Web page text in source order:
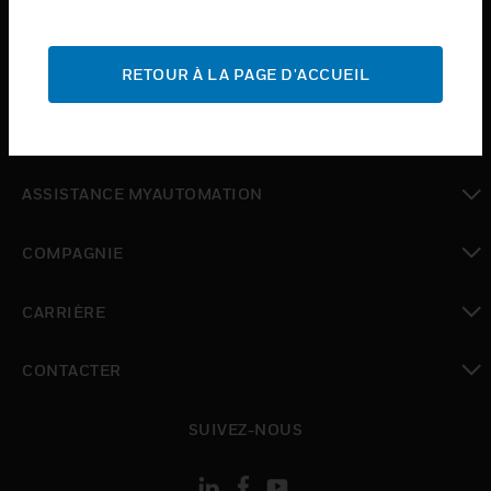
ASSISTANCE
ASSISTANCE MYAUTOMATION
COMPAGNIE
CARRIÈRE
CONTACTER
SUIVEZ-NOUS
RETOUR À LA PAGE D'ACCUEIL